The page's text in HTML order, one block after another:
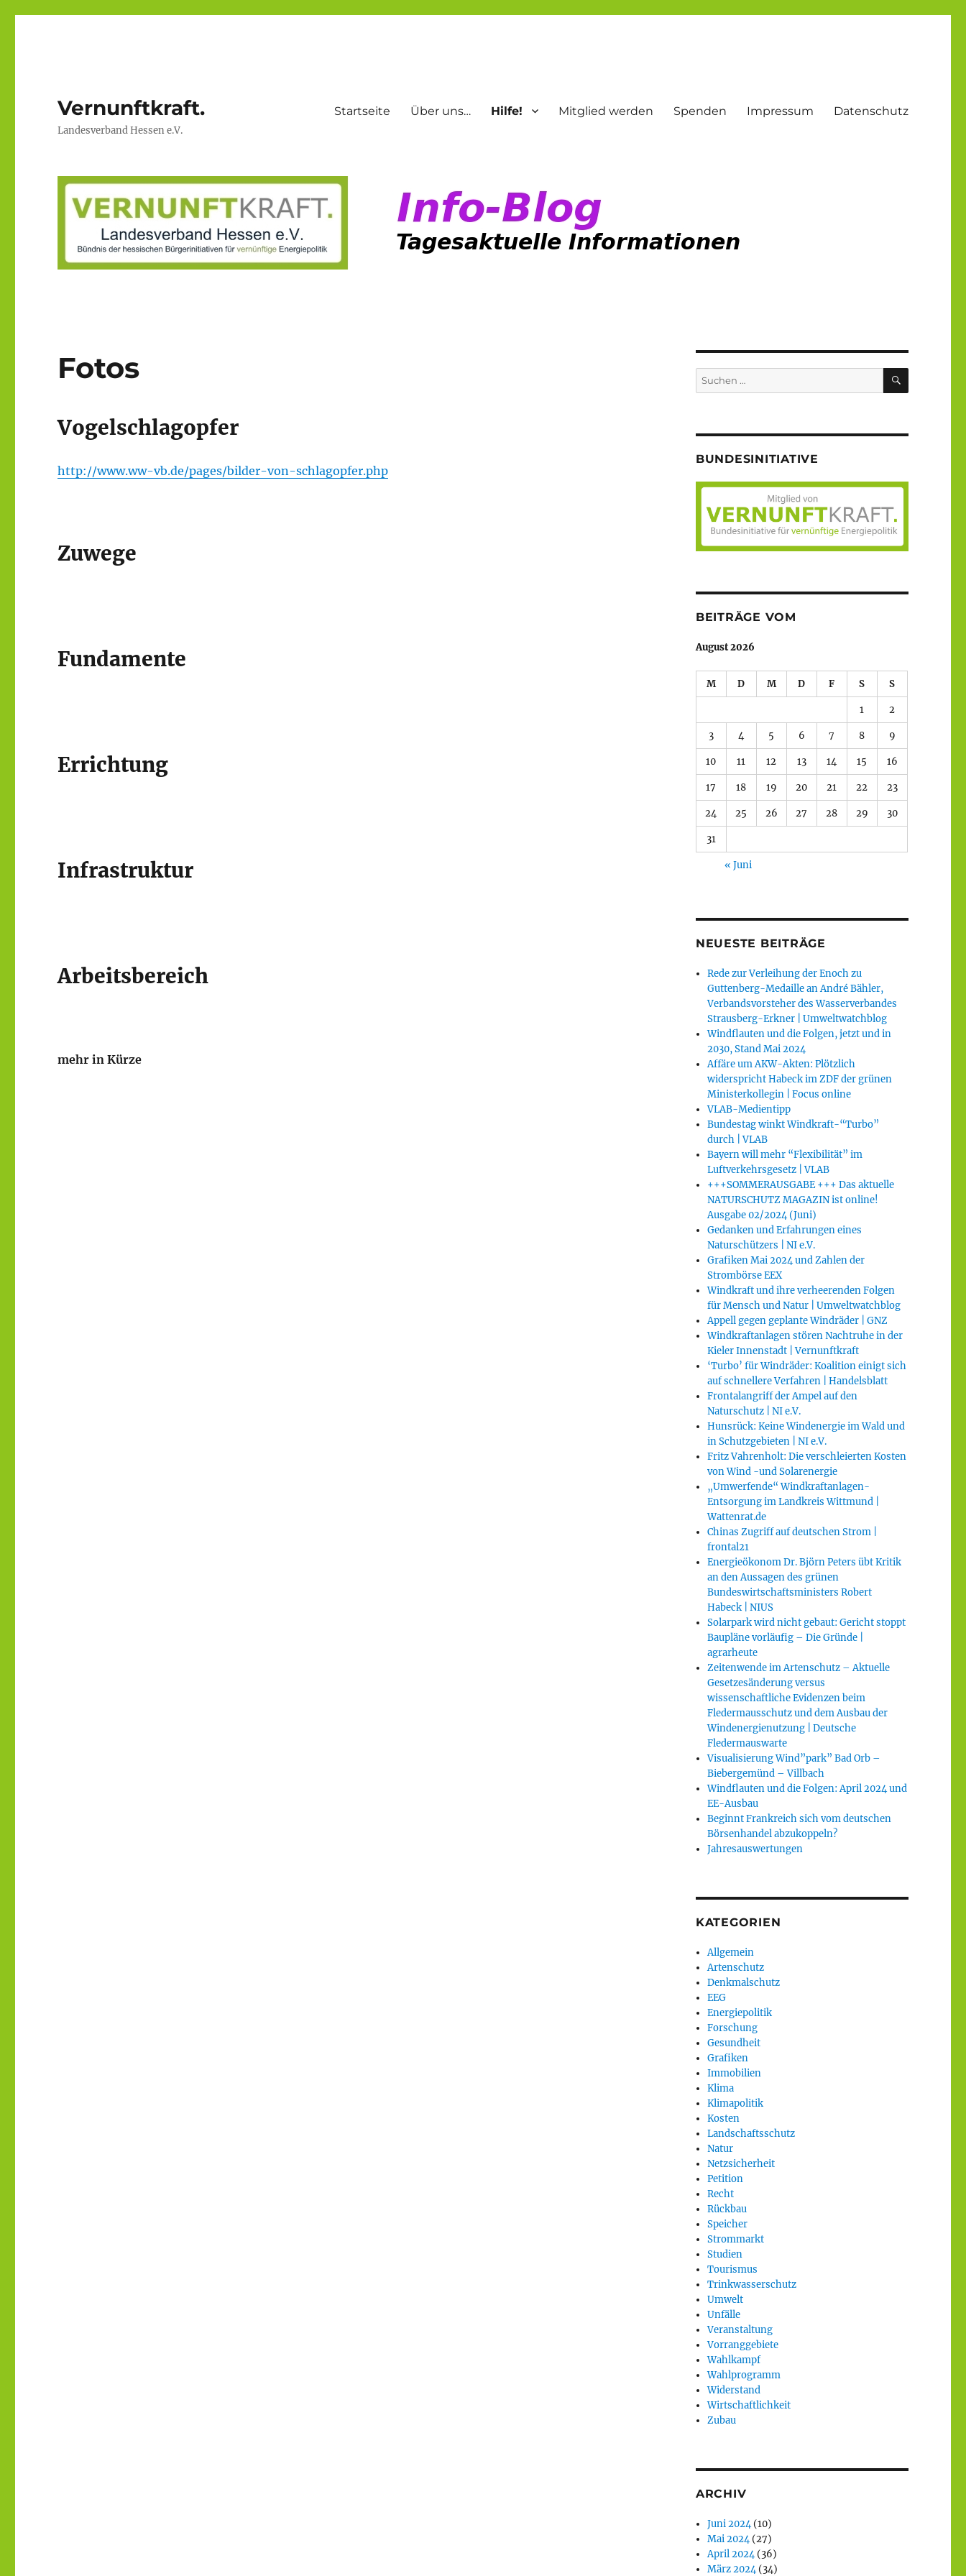
Vernunftkraft.
Landesverband Hessen e.V.
Startseite Über uns… Hilfe! Mitglied werden Spenden Impressum Datenschutz
Fotos
Vogelschlagopfer
http://www.ww-vb.de/pages/bilder-von-schlagopfer.php
Zuwege
Fundamente
Errichtung
Infrastruktur
Arbeitsbereich
mehr in Kürze
Suche
nach:
SUCHEN
BUNDESINITIATIVE
BEITRÄGE VOM
August 2026
M D M D F S S
1 2
3 4 5 6 7 8 9
10 11 12 13 14 15 16
17 18 19 20 21 22 23
24 25 26 27 28 29 30
31
« Juni
NEUESTE BEITRÄGE
Rede zur Verleihung der Enoch zu
Guttenberg-Medaille an André Bähler,
Verbandsvorsteher des Wasserverbandes
Strausberg-Erkner | Umweltwatchblog
Windflauten und die Folgen, jetzt und in
2030, Stand Mai 2024
Affäre um AKW-Akten: Plötzlich
widerspricht Habeck im ZDF der grünen
Ministerkollegin | Focus online
VLAB-Medientipp
Bundestag winkt Windkraft-“Turbo”
durch | VLAB
Bayern will mehr “Flexibilität” im
Luftverkehrsgesetz | VLAB
+++SOMMERAUSGABE +++ Das aktuelle
NATURSCHUTZ MAGAZIN ist online!
Ausgabe 02/2024 (Juni)
Gedanken und Erfahrungen eines
Naturschützers | NI e.V.
Grafiken Mai 2024 und Zahlen der
Strombörse EEX
Windkraft und ihre verheerenden Folgen
für Mensch und Natur | Umweltwatchblog
Appell gegen geplante Windräder | GNZ
Windkraftanlagen stören Nachtruhe in der
Kieler Innenstadt | Vernunftkraft
‘Turbo’ für Windräder: Koalition einigt sich
auf schnellere Verfahren | Handelsblatt
Frontalangriff der Ampel auf den
Naturschutz | NI e.V.
Hunsrück: Keine Windenergie im Wald und
in Schutzgebieten | NI e.V.
Fritz Vahrenholt: Die verschleierten Kosten
von Wind -und Solarenergie
„Umwerfende“ Windkraftanlagen-
Entsorgung im Landkreis Wittmund |
Wattenrat.de
Chinas Zugriff auf deutschen Strom |
frontal21
Energieökonom Dr. Björn Peters übt Kritik
an den Aussagen des grünen
Bundeswirtschaftsministers Robert
Habeck | NIUS
Solarpark wird nicht gebaut: Gericht stoppt
Baupläne vorläufig – Die Gründe |
agrarheute
Zeitenwende im Artenschutz – Aktuelle
Gesetzesänderung versus
wissenschaftliche Evidenzen beim
Fledermausschutz und dem Ausbau der
Windenergienutzung | Deutsche
Fledermauswarte
Visualisierung Wind”park” Bad Orb –
Biebergemünd – Villbach
Windflauten und die Folgen: April 2024 und
EE-Ausbau
Beginnt Frankreich sich vom deutschen
Börsenhandel abzukoppeln?
Jahresauswertungen
KATEGORIEN
Allgemein
Artenschutz
Denkmalschutz
EEG
Energiepolitik
Forschung
Gesundheit
Grafiken
Immobilien
Klima
Klimapolitik
Kosten
Landschaftsschutz
Natur
Netzsicherheit
Petition
Recht
Rückbau
Speicher
Strommarkt
Studien
Tourismus
Trinkwasserschutz
Umwelt
Unfälle
Veranstaltung
Vorranggebiete
Wahlkampf
Wahlprogramm
Widerstand
Wirtschaftlichkeit
Zubau
ARCHIV
Juni 2024(10)
Mai 2024(27)
April 2024(36)
März 2024(34)